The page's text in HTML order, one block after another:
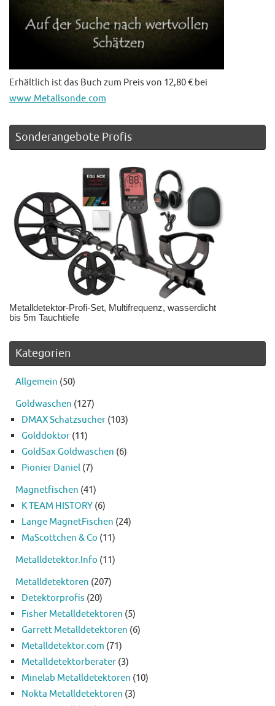
Erhältlich ist das Buch zum Preis von 12,80 € bei
www.Metallsonde.com
Sonderangebote Profis
Metalldetektor-Profi-Set, Multifrequenz, wasserdicht
bis 5m Tauchtiefe
Kategorien
Allgemein (50)
Goldwaschen (127)
DMAX Schatzsucher (103)
Golddoktor (11)
GoldSax Goldwaschen (6)
Pionier Daniel (7)
Magnetfischen (41)
K TEAM HISTORY (6)
Lange MagnetFischen (24)
MaScottchen & Co (11)
Metalldetektor.Info (11)
Metalldetektoren (207)
Detektorprofis (20)
Fisher Metalldetektoren (5)
Garrett Metalldetektoren (6)
Metalldetektor.com (71)
Metalldetektorberater (3)
Minelab Metalldetektoren (10)
Nokta Metalldetektoren (3)